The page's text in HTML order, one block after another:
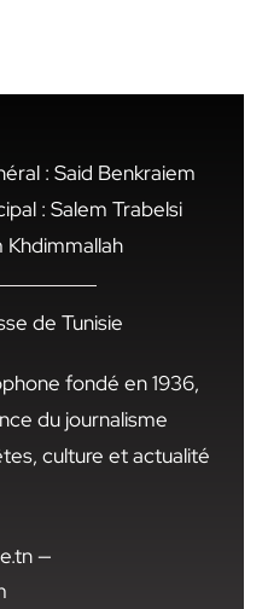
: Said Benkraiem
: Salem Trabelsi
Khdimmallah
de Tunisie
fondé en 1936,
du journalisme
culture et actualité
—